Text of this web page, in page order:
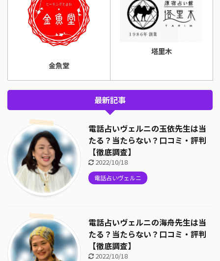
金魚堂
塔里木
最新記事
電話占いヴェルニの玉依先生は当
たる？当たらない？口コミ・評判
【徹底調査】
2022/10/18
電話占いヴェルニ
電話占いヴェルニの海舟先生は当
たる？当たらない？口コミ・評判
【徹底調査】
2022/10/18